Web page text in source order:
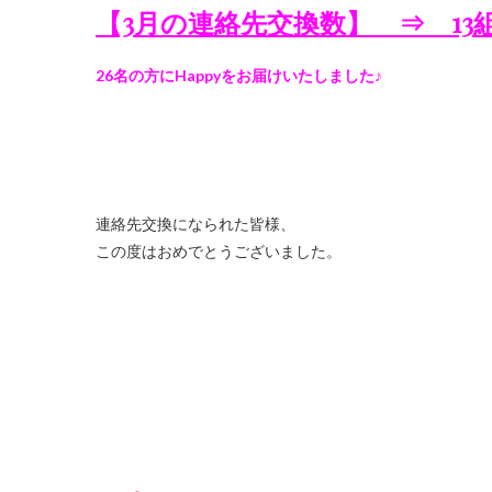
【3月の連絡先交換数】 ⇒ 13
26名の方にHappyをお届けいたしました♪
連絡先交換になられた皆様、
この度はおめでとうございました。